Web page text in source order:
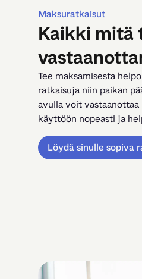
Maksuratkaisut
Kaikki mitä
Tee maksamisesta
ratkaisuja niin paikan
avulla voit
käyttöön nopeasti ja
Löydä sinulle sopiva